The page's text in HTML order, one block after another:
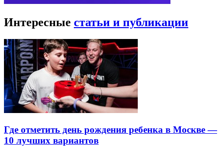
Интересные статьи и публикации
Где отметить день рождения ребенка в Москве —
10 лучших вариантов